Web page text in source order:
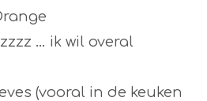
… ik wil overal
(vooral in de keuken